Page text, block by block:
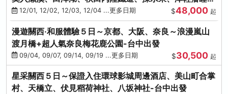
村(不進免稅店)
12/01, 12/02, 12/03, 12/04 ...更多日期 $48,000 起
漫遊關西‧和服體驗５日～京都、大阪、奈良～浪漫嵐山
渡月橋+超人氣奈良梅花鹿公園-台中出發
09/04, 09/07, 09/14, 09/19 ...更多日期 $30,500 起
星采關西５日～保證入住環球影城周邊酒店、美山町合掌
村、天橋立、伏見稻荷神社、八坂神社-台中出發